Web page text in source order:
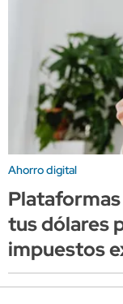
Ahorro digital
tus dólares
impuestos